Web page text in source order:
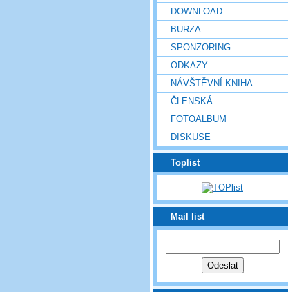
DOWNLOAD
BURZA
SPONZORING
ODKAZY
NÁVŠTĚVNÍ KNIHA
ČLENSKÁ
FOTOALBUM
DISKUSE
Toplist
Mail list